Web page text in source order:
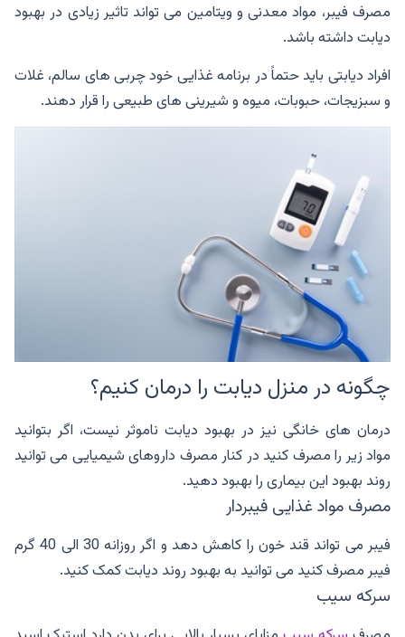
مصرف فیبر، مواد معدنی و ویتامین می تواند تاثیر زیادی در بهبود
دیابت داشته باشد.
افراد دیابتی باید حتماً در برنامه غذایی خود چربی های سالم، غلات
و سبزیجات، حبوبات، میوه و شیرینی های طبیعی را قرار دهند.
چگونه در منزل دیابت را درمان کنیم؟
درمان های خانگی نیز در بهبود دیابت ناموثر نیست، اگر بتوانید
مواد زیر را مصرف کنید در کنار مصرف داروهای شیمیایی می توانید
روند بهبود این بیماری را بهبود دهید.
مصرف مواد غذایی فیبردار
فیبر می تواند قند خون را کاهش دهد و اگر روزانه 30 الی 40 گرم
فیبر مصرف کنید می توانید به بهبود روند دیابت کمک کنید.
سرکه سیب